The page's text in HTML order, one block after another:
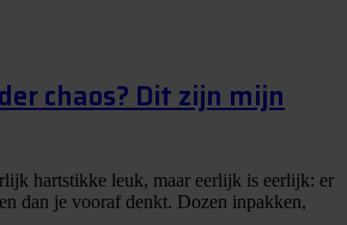
chaos? Dit zijn mijn
hartstikke leuk, maar eerlijk is eerlijk: er
dan je vooraf denkt. Dozen inpakken,